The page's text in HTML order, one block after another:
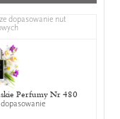
- Classique
nut zapachowych 25%
dopasowanie nut
Perfumy Nr 480